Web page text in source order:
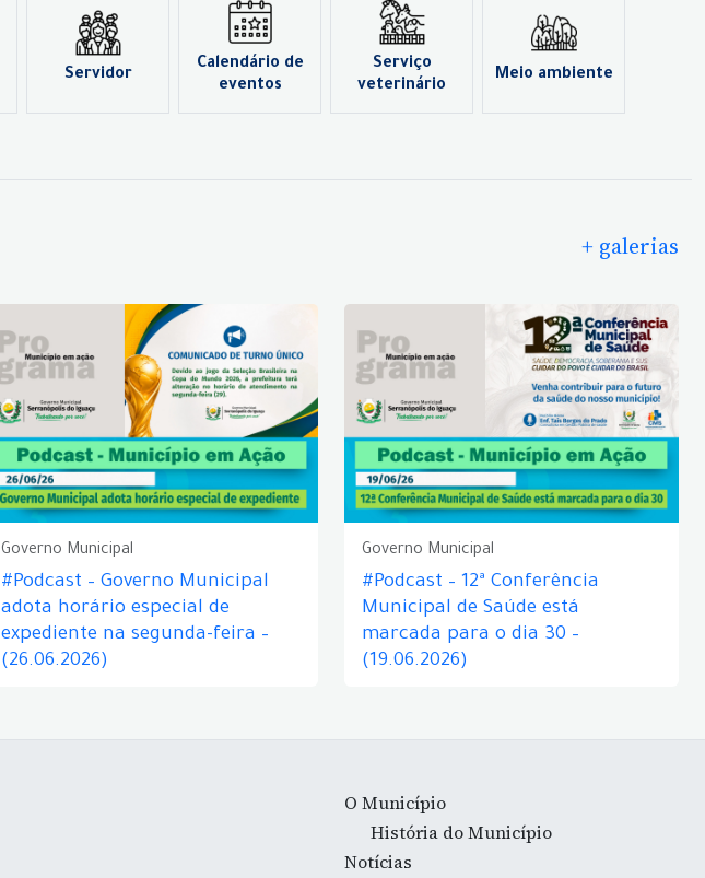
Servidor
Calendário de
eventos
Serviço
veterinário
Meio ambiente
+ galerias
Governo Municipal
#Podcast – Governo Municipal
adota horário especial de
expediente na segunda-feira –
(26.06.2026)
Governo Municipal
#Podcast – 12ª Conferência
Municipal de Saúde está
marcada para o dia 30 –
(19.06.2026)
O Município
História do Município
Notícias